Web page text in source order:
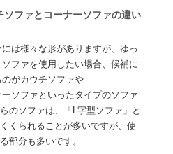
ソファとコーナーソファの違い
には様々な形がありますが、ゆっ
ソファを使用したい場合、候補に
のがカウチソファや
ーソファといったタイプのソファ
のソファは、「L字型ソファ」と
くられることが多いですが、使
る部分も多いです。……